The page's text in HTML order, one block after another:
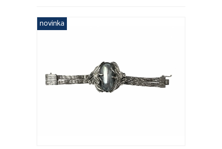
novinka